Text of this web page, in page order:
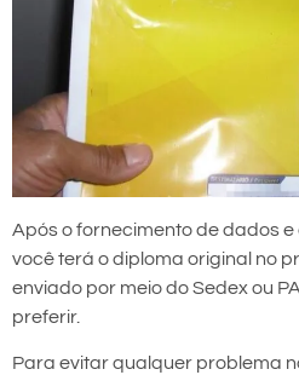
Após o fornecimento de dados
você terá o diploma original no
enviado por meio do Sedex ou
preferir.
Para evitar qualquer problema